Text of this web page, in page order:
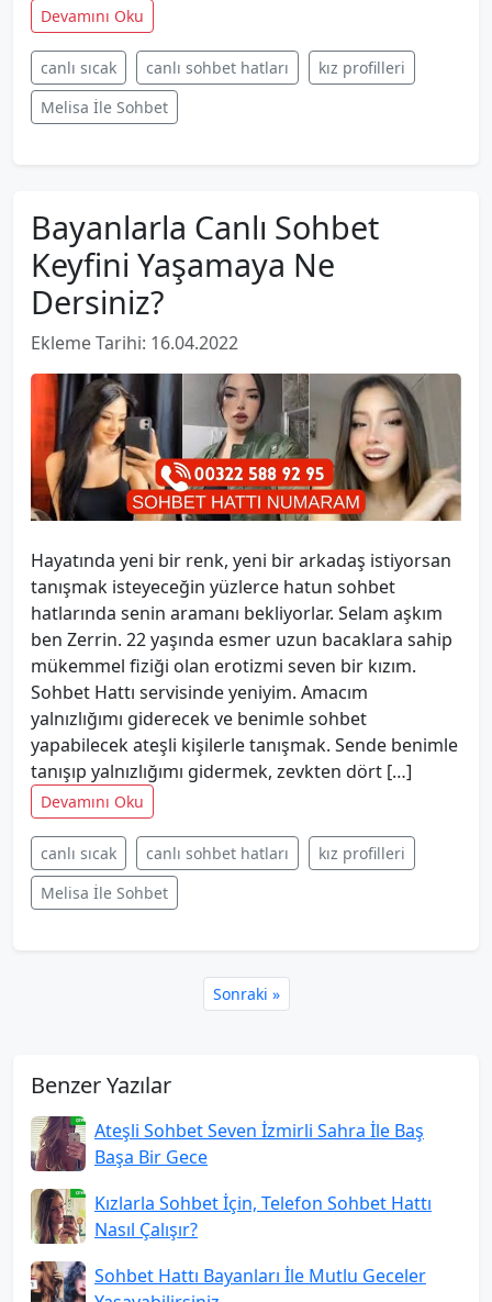
Devamını Oku
canlı sıcak canlı sohbet hatları
kız profilleri
Melisa İle Sohbet
Bayanlarla Canlı Sohbet
Keyfini Yaşamaya Ne
Dersiniz?
Ekleme Tarihi: 16.04.2022
Hayatında yeni bir renk, yeni bir arkadaş istiyorsan
tanışmak isteyeceğin yüzlerce hatun sohbet
hatlarında senin aramanı bekliyorlar. Selam aşkım
ben Zerrin. 22 yaşında esmer uzun bacaklara sahip
mükemmel fiziği olan erotizmi seven bir kızım.
Sohbet Hattı servisinde yeniyim. Amacım
yalnızlığımı giderecek ve benimle sohbet
yapabilecek ateşli kişilerle tanışmak. Sende benimle
tanışıp yalnızlığımı gidermek, zevkten dört […]
Devamını Oku
canlı sıcak canlı sohbet hatları
kız profilleri
Melisa İle Sohbet
Sonraki »
Benzer Yazılar
Ateşli Sohbet Seven İzmirli Sahra İle Baş
Başa Bir Gece
Kızlarla Sohbet İçin, Telefon Sohbet Hattı
Nasıl Çalışır?
Sohbet Hattı Bayanları İle Mutlu Geceler